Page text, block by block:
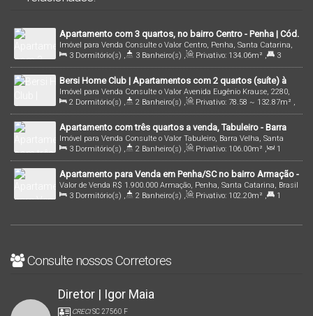
Apartamento com 3 quartos, no bairro Centro - Penha | Cód.
98 ~ 214
Consulte o Valor
Imóvel para Venda
Centro, Penha, Santa Catarina,
Brasil
3 Dormitório(s) , 3 Banheiro(s) , Privativo: 134.06m² ,
3
Suíte(s) , Total: 134.06m² , 2 Vaga(s) , Útil: 134.06m² ,
Terreno: 134.00m²
Bersi Home Club | Apartamentos com 2 quartos (suíte) à
Venda, Armação - Penha/SC
Consulte o Valor
Imóvel para Venda
Avenida Eugênio Krause, 2280,
88385-000, Armação, Penha, Santa Catarina, Brasil
2 Dormitório(s) , 2 Banheiro(s) , Privativo: 78.58 ~ 132.87m² ,
1 Sala(s) , 1 Suíte(s) , 1 Vaga(s) , 450mDistância do Mar
Apartamento com três quartos a venda, Tabuleiro - Barra
Velha/SC!
Consulte o Valor
Imóvel para Venda
Tabuleiro, Barra Velha, Santa
Catarina, Brasil
3 Dormitório(s) , 2 Banheiro(s) , Privativo: 106.00m² ,
1
Sala(s) , 1 Suíte(s) , 1 Vaga(s) , 25mDistância do Mar ,
Útil:
106.00m²
Apartamento para Venda em Penha/SC no bairro Armação -
L`único Home Club
R$ 1.900.000
Valor de Venda
Armação, Penha, Santa Catarina, Brasil
3 Dormitório(s) , 2 Banheiro(s) , Privativo: 102.20m² ,
1
Consulte nossos Corretores
Diretor | Igor Maia
CRECISC 27560 F